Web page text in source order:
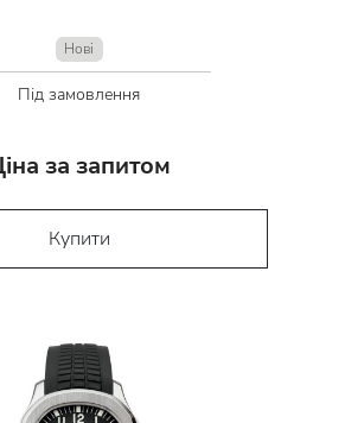
Нові
Під замовлення
за запитом
Купити